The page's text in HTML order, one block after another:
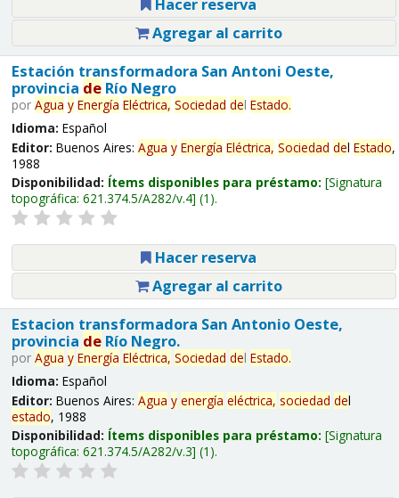
Agregar al carrito
Estación transformadora San Antoni Oeste,
provincia deRío Negro
por Agua y Energía Eléctrica, Sociedad del Estado.
Idioma: Español
Editor: Buenos Aires: Agua y Energía Eléctrica, Sociedad del Estado,
1988
Disponibilidad: Ítems disponibles para préstamo: Signatura
topográfica: 621.374.5/A282/v.4 (1).
Hacer reserva
Agregar al carrito
Estacion transformadora San Antonio Oeste,
provincia deRío Negro.
por Agua y Energía Eléctrica, Sociedad del Estado.
Idioma: Español
Editor: Buenos Aires: Agua y energía eléctrica, sociedad del
estado, 1988
Disponibilidad: Ítems disponibles para préstamo: Signatura
topográfica: 621.374.5/A282/v.3 (1).